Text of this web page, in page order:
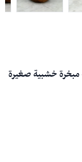
مبخرة خشبية صغيرة